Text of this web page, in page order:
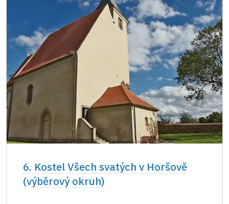
6. Kostel Všech svatých v Horšově
(výběrový okruh)